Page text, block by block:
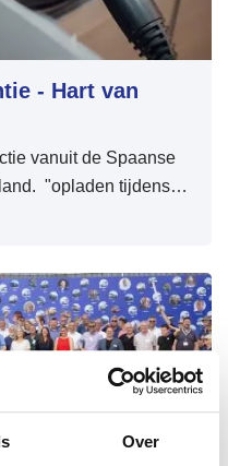
Over
- Hart van
vanuit de Spaanse